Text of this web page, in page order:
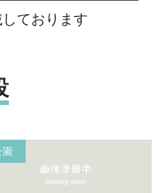
ております